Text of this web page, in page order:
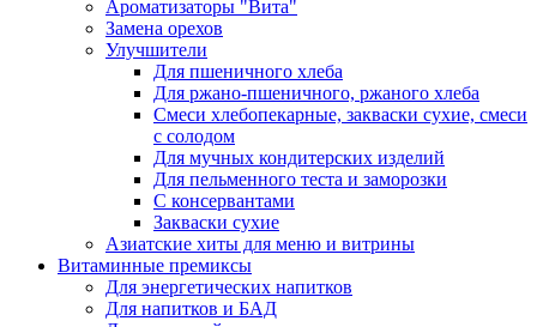
Ароматизаторы "Вита"
Замена орехов
Улучшители
Для пшеничного хлеба
Для ржано-пшеничного, ржаного хлеба
Смеси хлебопекарные, закваски сухие, смеси
с солодом
Для мучных кондитерских изделий
Для пельменного теста и заморозки
С консервантами
Закваски сухие
Азиатские хиты для меню и витрины
Витаминные премиксы
Для энергетических напитков
Для напитков и БАД